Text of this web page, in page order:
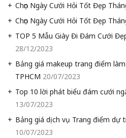
Chọn Ngày Cưới Hỏi Tốt Đẹp
Chọn Ngày Cưới Hỏi Tốt Đẹp
TOP 5 Mẫu Giày Đi Đám Cưới
28/12/2023
Bảng giá makeup trang điểm
TPHCM 20/07/2023
Top 10 lời phát biểu đám cưới
13/07/2023
Bảng giá dịch vụ Trang điểm dự
10/07/2023